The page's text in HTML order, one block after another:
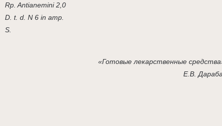
Rp. Antianemini 2,0
D. t. d. N 6 in amp.
S.
«Готовые лекарственные
Е.В.